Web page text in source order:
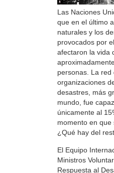
Las Naciones
que en el último
naturales y los
provocados por
afectaron la vida
personas. La red
organizaciones
desastres, más
mundo, fue
únicamente al
momento en que
¿Qué hay del
El Equipo
Ministros
Respuesta al